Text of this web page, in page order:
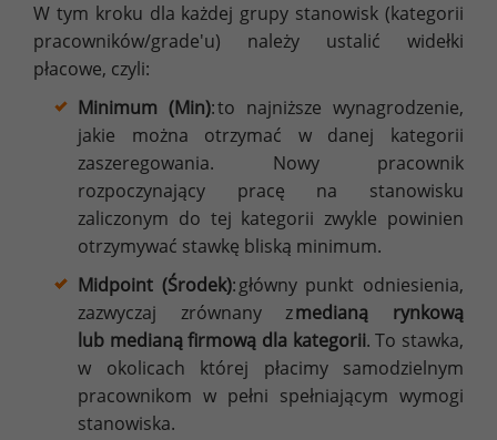
W tym kroku dla każdej grupy stanowisk (kategorii
pracowników/grade'u) należy ustalić widełki
płacowe, czyli:
Minimum (Min): to najniższe wynagrodzenie,
jakie można otrzymać w danej kategorii
zaszeregowania. Nowy pracownik
rozpoczynający pracę na stanowisku
zaliczonym do tej kategorii zwykle powinien
otrzymywać stawkę bliską minimum.
Midpoint (Środek): główny punkt odniesienia,
zazwyczaj zrównany zmedianą rynkową
lub medianą firmową dla kategorii. To stawka,
w okolicach której płacimy samodzielnym
pracownikom w pełni spełniającym wymogi
stanowiska.